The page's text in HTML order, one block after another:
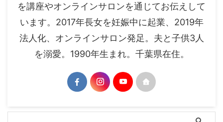
を講座やオンラインサロンを通じてお伝えして
います。2017年長女を妊娠中に起業、2019年
法人化、オンラインサロン発足。夫と子供3人
を溺愛。1990年生まれ。千葉県在住。